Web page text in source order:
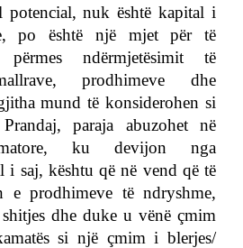
potencial, nuk është kapital i
po është një mjet për të
përmes ndërmjetësimit të
prodhimeve dhe
mund të konsiderohen si
paraja abuzohet në
ku devijon nga
saj, kështu që në vend që të
e prodhimeve të ndryshme,
dhe duke u vënë çmim
si një çmim i blerjes/